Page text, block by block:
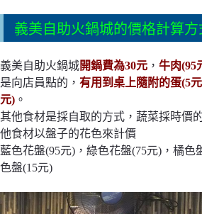
義美自助火鍋城的價格計算方
義美自助火鍋城開鍋費為30元 ， 牛肉(95
是向店員點的， 有用到桌上隨附的蛋(5
元) 。
其他食材是採自取的方式，蔬菜採時價
他食材以盤子的花色來計價
藍色花盤(95元)，綠色花盤(75元)，橘色
色盤(15元)